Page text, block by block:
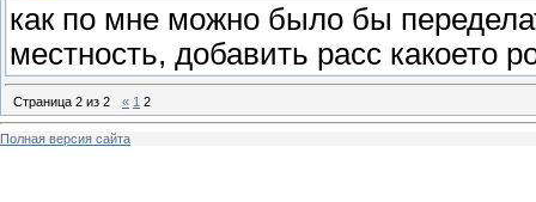
как по мне можно было бы
местность, добавить расс какоето
Страница 2 из 2 « 1 2
Полная версия сайта